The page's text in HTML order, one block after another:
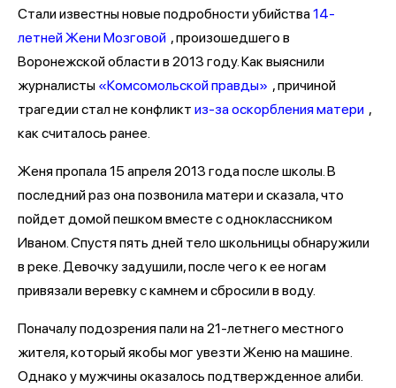
Стали известны новые подробности убийства14-
летней Жени Мозговой , произошедшего в
Воронежской области в 2013 году. Как выяснили
журналисты «Комсомольской правды» , причиной
трагедии стал не конфликт из-за оскорбления матери ,
как считалось ранее.
Женя пропала 15 апреля 2013 года после школы. В
последний раз она позвонила матери и сказала, что
пойдет домой пешком вместе с одноклассником
Иваном. Спустя пять дней тело школьницы обнаружили
в реке. Девочку задушили, после чего к ее ногам
привязали веревку с камнем и сбросили в воду.
Поначалу подозрения пали на 21-летнего местного
жителя, который якобы мог увезти Женю на машине.
Однако у мужчины оказалось подтвержденное алиби.